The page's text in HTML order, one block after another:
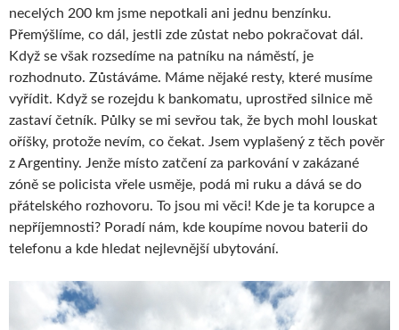
necelých 200 km jsme nepotkali ani jednu benzínku.
Přemýšlíme, co dál, jestli zde zůstat nebo pokračovat dál.
Když se však rozsedíme na patníku na náměstí, je
rozhodnuto. Zůstáváme. Máme nějaké resty, které musíme
vyřídit. Když se rozejdu k bankomatu, uprostřed silnice mě
zastaví četník. Půlky se mi sevřou tak, že bych mohl louskat
oříšky, protože nevím, co čekat. Jsem vyplašený z těch pověr
z Argentiny. Jenže místo zatčení za parkování v zakázané
zóně se policista vřele usměje, podá mi ruku a dává se do
přátelského rozhovoru. To jsou mi věci! Kde je ta korupce a
nepříjemnosti? Poradí nám, kde koupíme novou baterii do
telefonu a kde hledat nejlevnější ubytování.